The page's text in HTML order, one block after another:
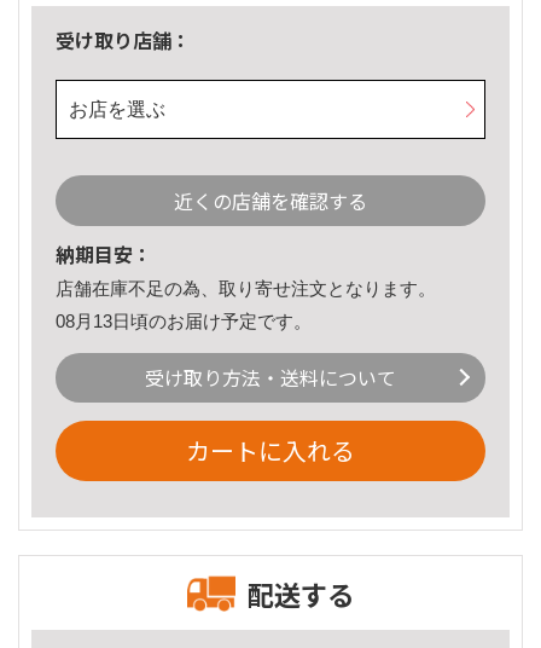
受け取り店舗：
お店を選ぶ
近くの店舗を確認する
納期目安：
店舗在庫不足の為、取り寄せ注文となります。
08月13日頃のお届け予定です。
受け取り方法・送料について
カートに入れる
配送する